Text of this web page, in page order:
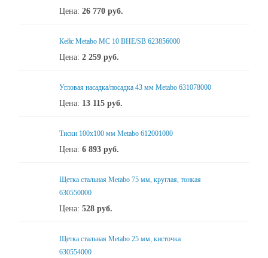
Цена: 26 770 руб.
Кейс Metabo MC 10 BHE/SB 623856000
Цена: 2 259 руб.
Угловая насадка/посадка 43 мм Metabo 631078000
Цена: 13 115 руб.
Тиски 100х100 мм Metabo 612001000
Цена: 6 893 руб.
Щетка стальная Metabo 75 мм, круглая, тонкая
630550000
Цена: 528 руб.
Щетка стальная Metabo 25 мм, кисточка
630554000